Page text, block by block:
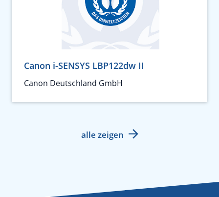
Canon i-SENSYS LBP122dw II
Canon Deutschland GmbH
alle zeigen